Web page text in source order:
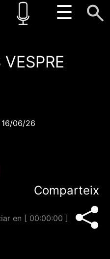
☰
06/26
Comparteix
en [ 00:00:00 ]